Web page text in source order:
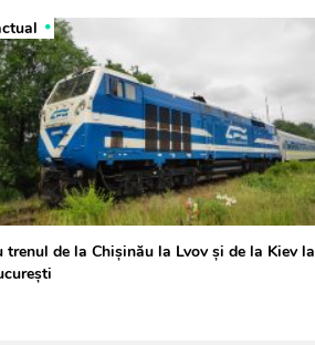
trenul de la Chișinău la Lvov și de la Kiev la